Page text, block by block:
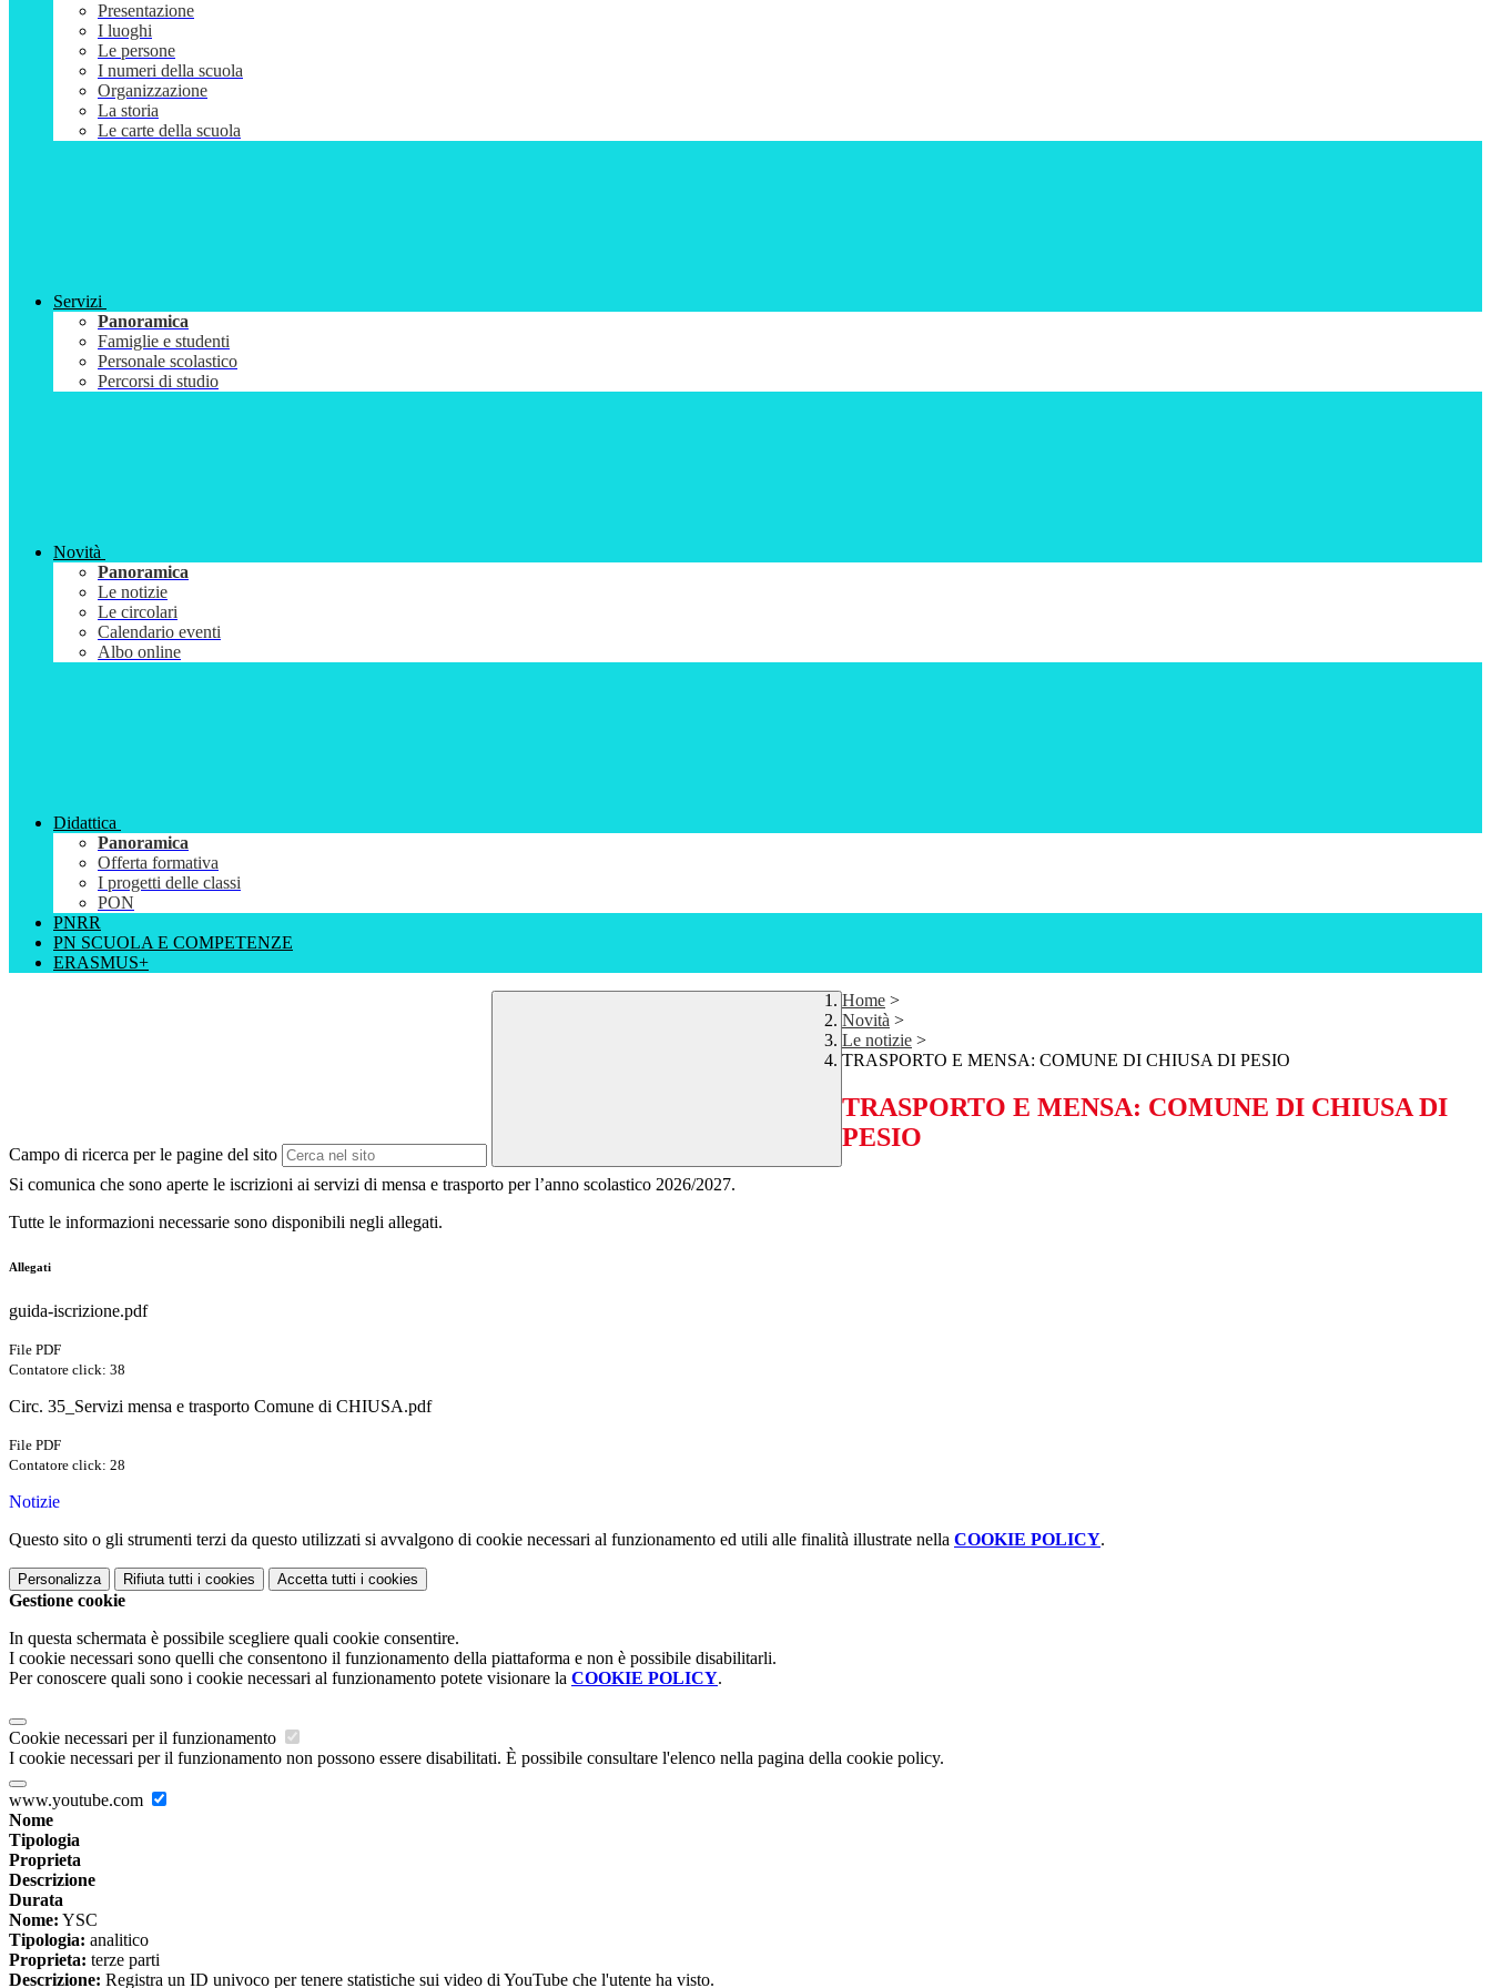
Presentazione
I luoghi
Le persone
I numeri della scuola
Organizzazione
La storia
Le carte della scuola
Servizi
Panoramica
Famiglie e studenti
Personale scolastico
Percorsi di studio
Novità
Panoramica
Le notizie
Le circolari
Calendario eventi
Albo online
Didattica
Panoramica
Offerta formativa
I progetti delle classi
PON
PNRR
PN SCUOLA E COMPETENZE
ERASMUS+
Campo di ricerca per le pagine del sito
Home >
Novità >
Le notizie >
TRASPORTO E MENSA: COMUNE DI CHIUSA DI PESIO
TRASPORTO E MENSA: COMUNE DI CHIUSA DI
PESIO
Si comunica che sono aperte le iscrizioni ai servizi di mensa e trasporto per l’anno scolastico 2026/2027.
Tutte le informazioni necessarie sono disponibili negli allegati.
Allegati
guida-iscrizione.pdf
File PDF
Contatore click: 38
Circ. 35_Servizi mensa e trasporto Comune di CHIUSA.pdf
File PDF
Contatore click: 28
Notizie
Questo sito o gli strumenti terzi da questo utilizzati si avvalgono di cookie necessari al funzionamento ed utili alle finalità illustrate nella COOKIE POLICY.
Personalizza Rifiuta tutti i cookies Accetta tutti i cookies
Gestione cookie
In questa schermata è possibile scegliere quali cookie consentire.
I cookie necessari sono quelli che consentono il funzionamento della piattaforma e non è possibile disabilitarli.
Per conoscere quali sono i cookie necessari al funzionamento potete visionare la COOKIE POLICY.
Cookie necessari per il funzionamento
I cookie necessari per il funzionamento non possono essere disabilitati. È possibile consultare l'elenco nella pagina della cookie policy.
www.youtube.com
Nome
Tipologia
Proprieta
Descrizione
Durata
Nome: YSC
Tipologia: analitico
Proprieta: terze parti
Descrizione: Registra un ID univoco per tenere statistiche sui video di YouTube che l'utente ha visto.